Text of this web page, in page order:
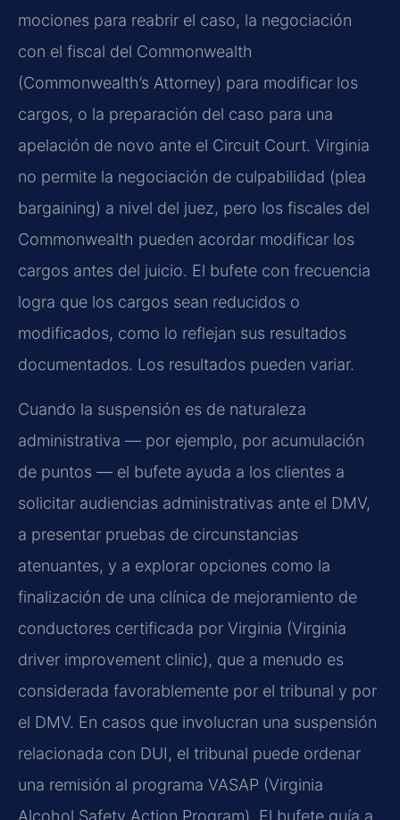
mociones para reabrir el caso, la negociación
con el fiscal del Commonwealth
(Commonwealth’s Attorney) para modificar los
cargos, o la preparación del caso para una
apelación de novo ante el Circuit Court. Virginia
no permite la negociación de culpabilidad (plea
bargaining) a nivel del juez, pero los fiscales del
Commonwealth pueden acordar modificar los
cargos antes del juicio. El bufete con frecuencia
logra que los cargos sean reducidos o
modificados, como lo reflejan sus resultados
documentados. Los resultados pueden variar.
Cuando la suspensión es de naturaleza
administrativa — por ejemplo, por acumulación
de puntos — el bufete ayuda a los clientes a
solicitar audiencias administrativas ante el DMV,
a presentar pruebas de circunstancias
atenuantes, y a explorar opciones como la
finalización de una clínica de mejoramiento de
conductores certificada por Virginia (Virginia
driver improvement clinic), que a menudo es
considerada favorablemente por el tribunal y por
el DMV. En casos que involucran una suspensión
relacionada con DUI, el tribunal puede ordenar
una remisión al programa VASAP (Virginia
Alcohol Safety Action Program). El bufete guía a